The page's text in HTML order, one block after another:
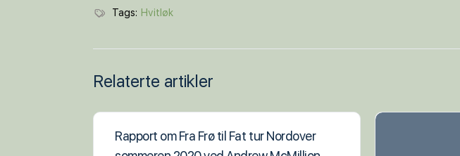
Tags: Hvitløk
Relaterte artikler
Rapport om Fra Frø til Fat tur Nordover